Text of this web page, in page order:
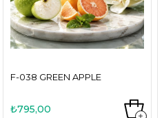
F-038 GREEN APPLE
₺795,00